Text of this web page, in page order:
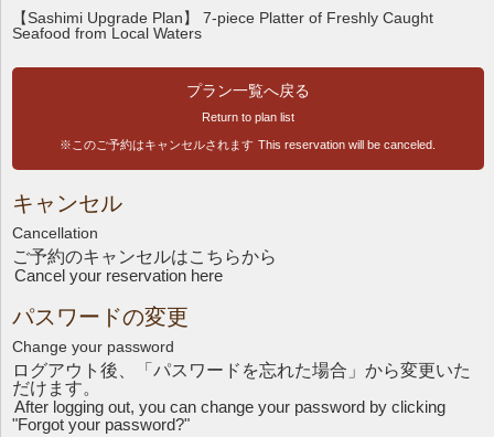
【Sashimi Upgrade Plan】 7-piece Platter of Freshly Caught
Seafood from Local Waters
プラン一覧へ戻る
Return to plan list
※このご予約はキャンセルされます This reservation will be canceled.
キャンセル
Cancellation
ご予約のキャンセルはこちらから
Cancel your reservation here
パスワードの変更
Change your password
ログアウト後、「パスワードを忘れた場合」から変更いた
だけます。
After logging out, you can change your password by clicking
"Forgot your password?"